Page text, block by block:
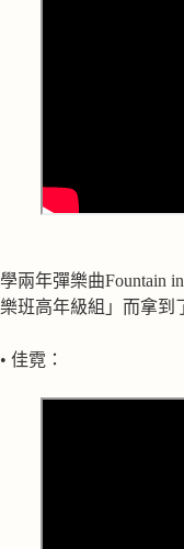
學兩年彈樂曲Fountain
樂班高年級組」而拿到
• 佳霓：